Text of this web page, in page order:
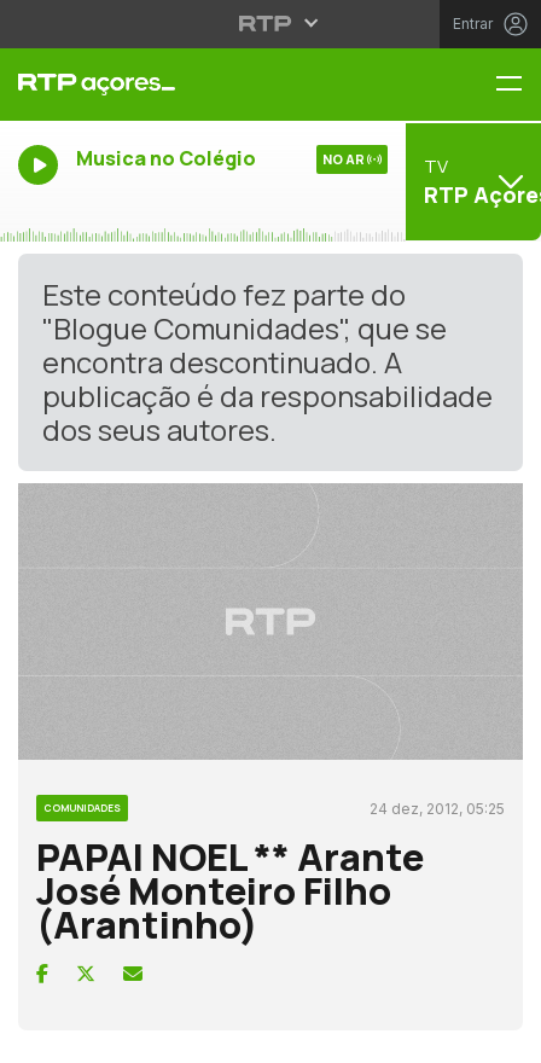
Entrar
Musica no Colégio NO AR TV
RTP
Este conteúdo fez parte do
"Blogue Comunidades", que se
encontra descontinuado. A
publicação é da responsabilidade
dos seus autores.
COMUNIDADES 24 dez, 2012, 05:25
PAPAI NOEL ** Arante
José Monteiro Filho
(Arantinho)